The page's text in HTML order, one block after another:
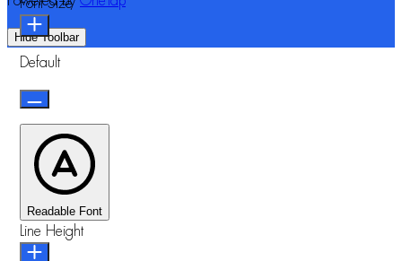
Hide Toolbar
Font Size
Default
Readable Font
Line Height